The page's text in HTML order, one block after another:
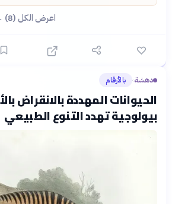
اعرض الكل (8) ←
› بالأرقام
المهددة بالانقراض
تهدد التنوع الطبيعي